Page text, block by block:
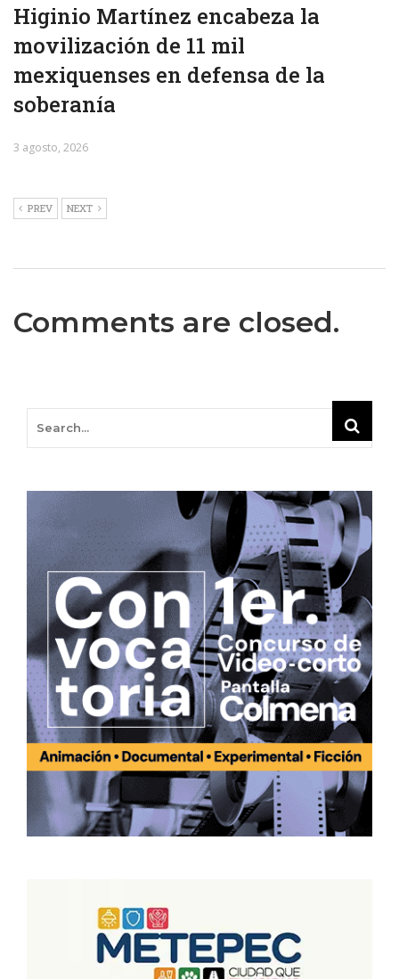
Higinio Martínez encabeza la
movilización de 11 mil
mexiquenses en defensa de la
soberanía
3 agosto, 2026
PREV NEXT
Comments are closed.